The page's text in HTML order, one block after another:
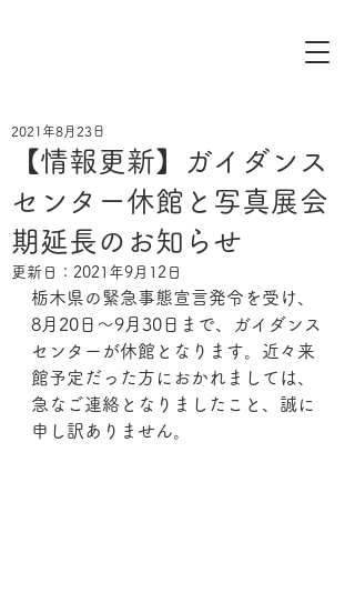
【情報更新】ガイダンス
センター休館と写真展会
期延長のお知らせ
2021年8月23日
更新日： 2021年9月12日
栃木県の緊急事態宣言発令を受け、
8月20日〜9月30日まで、ガイダンス
センターが休館となります。近々来
館予定だった方におかれましては、
急なご連絡となりましたこと、誠に
申し訳ありません。